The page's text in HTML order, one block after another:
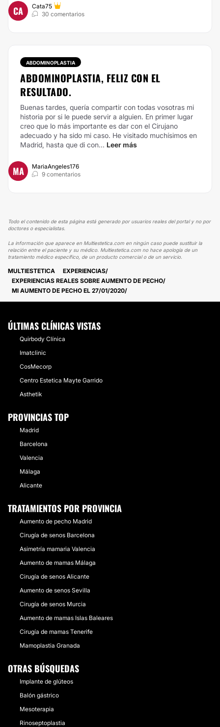
CA
Cata75
30 comentarios
ABDOMINOPLASTIA
ABDOMINOPLASTIA, FELIZ CON EL
RESULTADO.
Buenas tardes, quería compartir con todas vosotras mi
historia por si le puede servir a alguien. En primer lugar
creo que lo más importante es dar con el Cirujano
adecuado y ha sido mi caso. He visitado muchísimos en
Madrid, hasta que di con... Leer más
MA
MariaAngeles176
9 comentarios
Todo el contenido de esta página está generado por usuarios reales del portal y no por
doctores o especialistas.
La información que aparece en Multiestetica.com en ningún caso puede sustituir la
relación entre el paciente y su médico. Multiestetica.com no hace apología de un
tratamiento médico específico, de un producto comercial o de un servicio.
MULTIESTETICA
EXPERIENCIAS
EXPERIENCIAS REALES SOBRE AUMENTO DE PECHO
MI AUMENTO DE PECHO EL 27/01/2020
ÚLTIMAS CLÍNICAS VISTAS
Quirbody Clínica
Imatclinic
CosMecorp
Centro Estetica Mayte Garrido
Asthetik
PROVINCIAS TOP
Madrid
Barcelona
Valencia
Málaga
Alicante
TRATAMIENTOS POR PROVINCIA
Aumento de pecho Madrid
Cirugía de senos Barcelona
Asimetría mamaria Valencia
Aumento de mamas Málaga
Cirugía de senos Alicante
Aumento de senos Sevilla
Cirugía de senos Murcia
Aumento de mamas Islas Baleares
Cirugía de mamas Tenerife
Mamoplastia Granada
OTRAS BÚSQUEDAS
Implante de glúteos
Balón gástrico
Mesoterapia
Rinoseptoplastia